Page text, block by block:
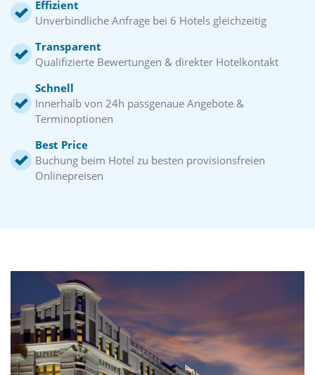
Effizient
Unverbindliche Anfrage bei 6 Hotels gleichzeitig
Transparent
Qualifizierte Bewertungen & direkter Hotelkontakt
Schnell
Innerhalb von 24h passgenaue Angebote &
Terminoptionen
Best Price
Buchung beim Hotel zu besten provisionsfreien
Onlinepreisen